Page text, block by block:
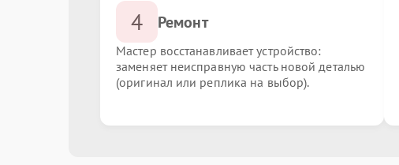
4 Ремонт
Мастер восстанавливает устройство:
заменяет неисправную часть новой деталью
(оригинал или реплика на выбор).